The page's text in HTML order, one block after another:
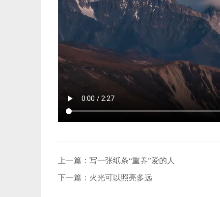
上一篇： 写一张纸条“重养”爱的人
下一篇： 火光可以照亮多远